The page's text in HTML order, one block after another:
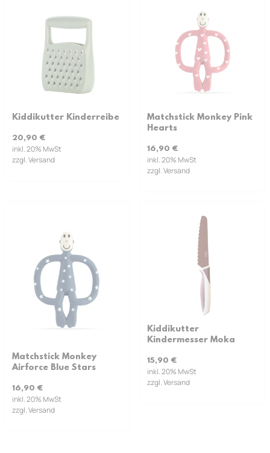
Kiddikutter Kinderreibe
20,90 €
inkl. 20% MwSt
zzgl. Versand
Matchstick Monkey Pink
Hearts
16,90 €
inkl. 20% MwSt
zzgl. Versand
Matchstick Monkey
Airforce Blue Stars
16,90 €
inkl. 20% MwSt
zzgl. Versand
Kiddikutter
Kindermesser Moka
15,90 €
inkl. 20% MwSt
zzgl. Versand